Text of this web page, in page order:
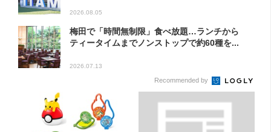
2026.08.05
梅田で「時間無制限」食べ放題…ランチから
ティータイムまでノンストップで約60種を...
2026.07.13
Recommended by